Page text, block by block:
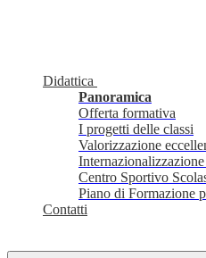
Didattica
Panoramica
Offerta formativa
I progetti delle classi
Valorizzazione
Centro Sportivo
Piano di Formazione
Contatti